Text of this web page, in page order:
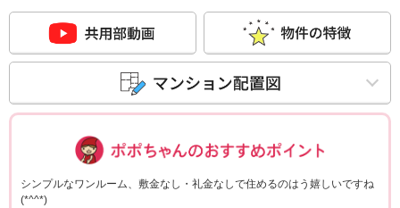
シンプルなワンルーム、敷金なし・礼金なしで住めるのはう嬉しいですね
(*^^*)